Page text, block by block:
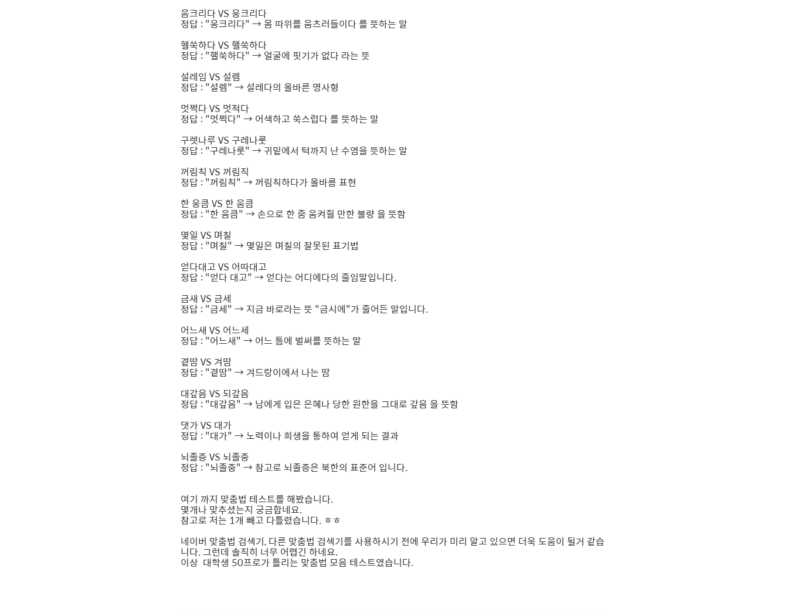
움크리다 VS 웅크리다
정답 : "웅크리다" → 몸 따위를 움츠러들이다 를 뜻하는 말
헬쑥하다 VS 핼쑥하다
정답 : "핼쑥하다" → 얼굴에 핏기가 없다 라는 뜻
설레임 VS 설렘
정답 : "설렘" → 설레다의 올바른 명사형
멋쩍다 VS 멋적다
정답 : "멋쩍다" → 어색하고 쑥스럽다 를 뜻하는 말
구렛나루 VS 구레나룻
정답 : "구레나룻" → 귀밑에서 턱까지 난 수염을 뜻하는 말
꺼림칙 VS 꺼림직
정답 : "꺼림칙" → 꺼림칙하다가 올바름 표현
한 웅큼 VS 한 움큼
정답 : "한 움큼" → 손으로 한 줌 움켜쥘 만한 불량 을 뜻함
몇일 VS 며칠
정답 : "며칠" → 몇일은 며칠의 잘못된 표기법
얻다대고 VS 어따대고
정답 : "얻다 대고" → 얻다는 어디에다의 줄임말입니다.
금새 VS 금세
정답 : "금세" → 지금 바로라는 뜻 "금시에"가 줄어든 말입니다.
어느새 VS 어느세
정답 : "어느새" → 어느 틈에 벌써를 뜻하는 말
곁땀 VS 겨땀
정답 : "곁땀" → 겨드랑이에서 나는 땀
대갚음 VS 되갚음
정답 : "대갚음" → 남에게 입은 은혜나 당한 원한을 그대로 갚음 을 뜻함
댓가 VS 대가
정답 : "대가" → 노력이나 희생을 통하여 얻게 되는 결과
뇌졸증 VS 뇌졸중
정답 : "뇌졸중" → 참고로 뇌졸증은 북한의 표준어 입니다.
여기 까지 맞춤법 테스트를 해봤습니다.
몇개나 맞추셨는지 궁금합네요.
참고로 저는 1개 빼고 다틀렸습니다. ㅎㅎ
네이버 맞춤법 검색기, 다른 맞춤법 검색기를 사용하시기 전에 우리가 미리 알고 있으면 더욱 도움이 될거 같습
니다. 그런데 솔직히 너무 어렵긴 하네요.
이상 대학생 50프로가 틀리는 맞춤법 모음 테스트였습니다.